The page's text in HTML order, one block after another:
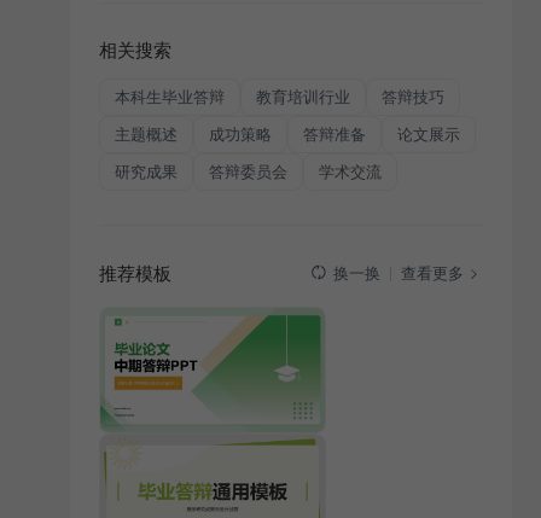
相关搜索
本科生毕业答辩 教育培训行业 答辩技巧
主题概述 成功策略 答辩准备 论文展示
研究成果 答辩委员会 学术交流
推荐模板 换一换 查看更多